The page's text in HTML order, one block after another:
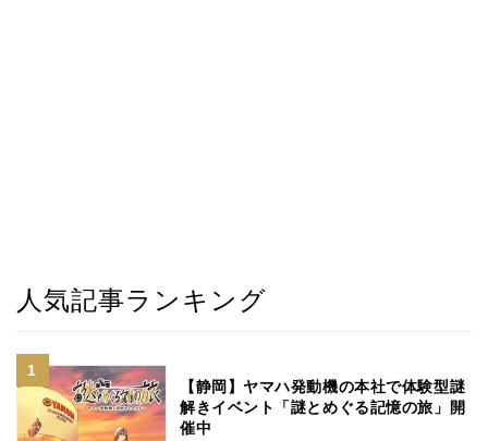
人気記事ランキング
【静岡】ヤマハ発動機の本社で体験型謎
解きイベント「謎とめぐる記憶の旅」開
催中